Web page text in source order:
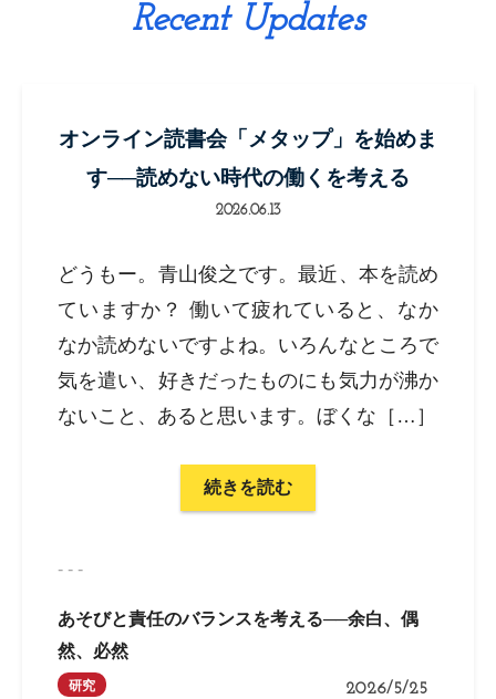
Recent Updates
オンライン読書会「メタップ」を始めま
す──読めない時代の働くを考える
2026.06.13
どうもー。青山俊之です。最近、本を読め
ていますか？ 働いて疲れていると、なか
なか読めないですよね。いろんなところで
気を遣い、好きだったものにも気力が沸か
ないこと、あると思います。ぼくな［…］
続きを読む
- - -
あそびと責任のバランスを考える──余白、偶
然、必然
2026/5/25
研究